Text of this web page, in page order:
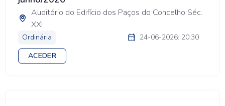
Auditório do Edifício dos Paços do Concelho Séc.
XXI
Ordinária
24-06-2026: 20:30
ACEDER